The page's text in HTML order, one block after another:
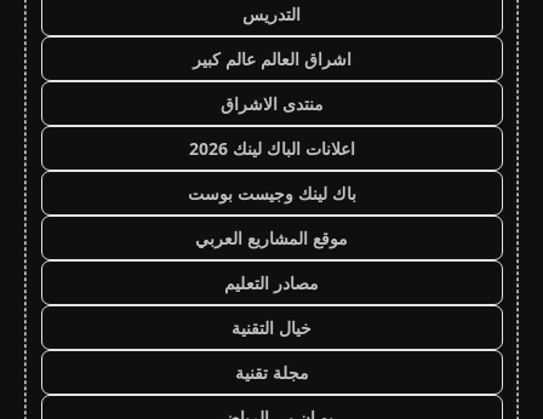
التدريس
اشراق العالم عالم كبير
منتدى الاشراق
اعلانات الباك لينك 2026
باك لينك وجيست بوست
موقع المشاريع العربي
مصادر التعليم
خيال التقنية
مجلة تقنية